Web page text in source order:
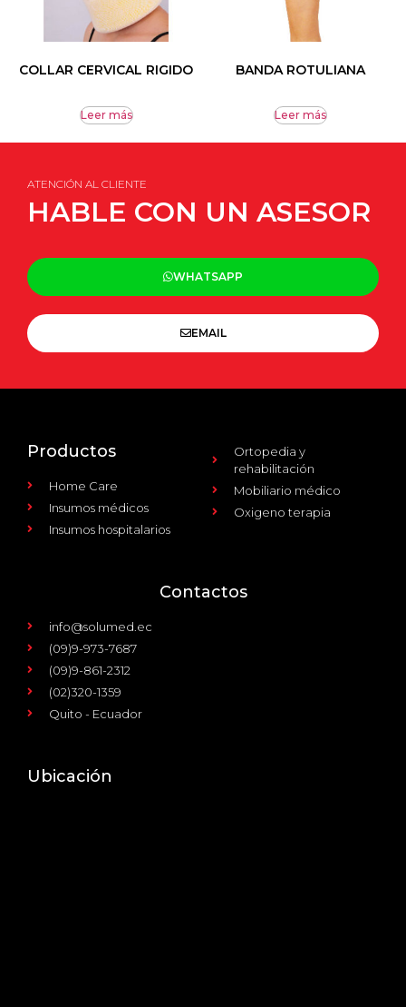
COLLAR CERVICAL RIGIDO
Leer más
BANDA ROTULIANA
Leer más
ATENCIÓN AL CLIENTE
HABLE CON UN ASESOR
WHATSAPP
EMAIL
Productos
Home Care
Insumos médicos
Insumos hospitalarios
Ortopedia y
rehabilitación
Mobiliario médico
Oxigeno terapia
Contactos
info@solumed.ec
(09)9-973-7687
(09)9-861-2312
(02)320-1359
Quito - Ecuador
Ubicación